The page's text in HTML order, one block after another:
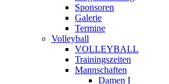
Sponsoren
Galerie
Termine
Volleyball
VOLLEYBALL
Trainingszeiten
Mannschaften
Damen I